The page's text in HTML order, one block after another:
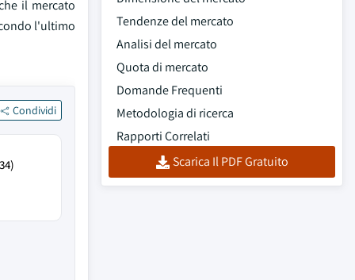
il mercato
l'ultimo
Condividi
Tendenze del mercato
Analisi del mercato
Quota di mercato
Domande Frequenti
Metodologia di ricerca
Rapporti Correlati
Scarica Il PDF Gratuito